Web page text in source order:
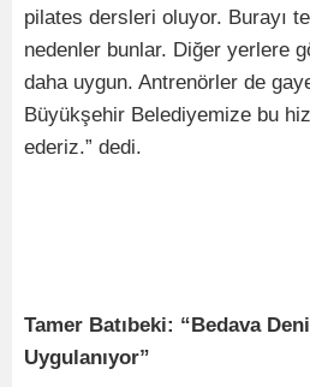
pilates dersleri oluyor. Burayı
nedenler bunlar. Diğer yerlere
daha uygun. Antrenörler de
Büyükşehir Belediyemize bu
ederiz.” dedi.
Tamer Batıbeki: “Bedava
Uygulanıyor”